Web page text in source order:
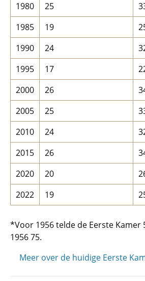
1980
25
1985
19
1990
24
1995
17
2000
26
2005
25
2010
24
2015
26
2020
20
2022
19
*Voor 1956 telde de Eerste Kamer
1956 75.
Meer over de huidige Eerste